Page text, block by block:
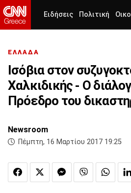
Ειδήσεις Πολιτική
ΕΛΛΑΔΑ
Ισόβια στον
Χαλκιδικής - Ο
Πρόεδρο του
Newsroom
Πέμπτη, 16 Μαρτίου 2017 19:25